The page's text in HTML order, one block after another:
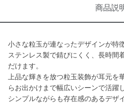
商品説
小さな粒玉が連なったデザインが特
ステンレス製で錆びにくく、長時間
だけます。
上品な輝きを放つ粒玉装飾が耳元を
らお出かけまで幅広いシーンで活躍
シンプルながらも存在感のあるデザ